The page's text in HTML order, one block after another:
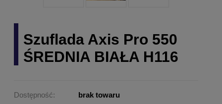
Szuflada Axis Pro 550
ŚREDNIA BIAŁA H116
Dostępność: brak towaru